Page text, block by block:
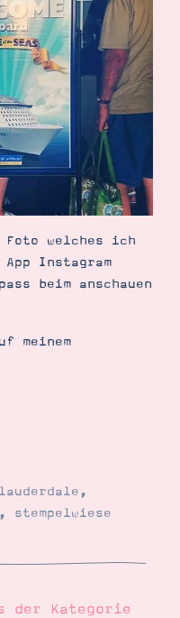
welches ich
App Instagram
beim anschauen
meinem
,
, stempelwiese
der Kategorie